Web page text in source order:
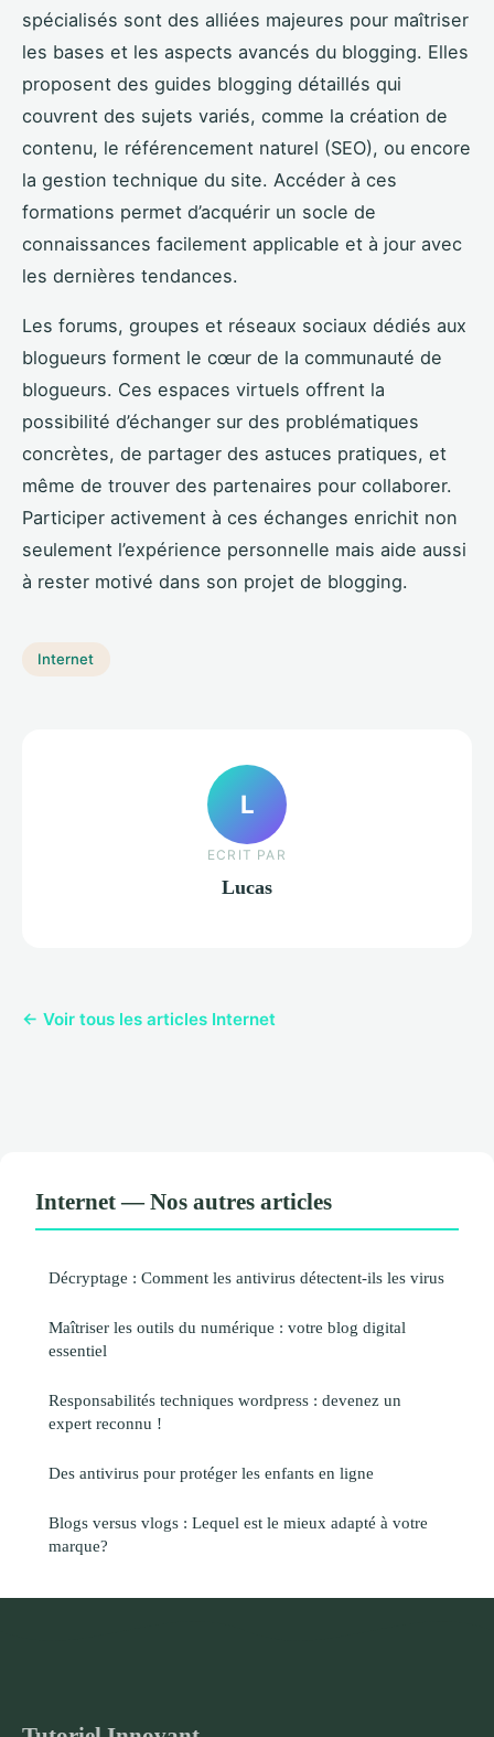
spécialisés sont des alliées majeures pour maîtriser
les bases et les aspects avancés du blogging. Elles
proposent des guides blogging détaillés qui
couvrent des sujets variés, comme la création de
contenu, le référencement naturel (SEO), ou encore
la gestion technique du site. Accéder à ces
formations permet d’acquérir un socle de
connaissances facilement applicable et à jour avec
les dernières tendances.
Les forums, groupes et réseaux sociaux dédiés aux
blogueurs forment le cœur de la communauté de
blogueurs. Ces espaces virtuels offrent la
possibilité d’échanger sur des problématiques
concrètes, de partager des astuces pratiques, et
même de trouver des partenaires pour collaborer.
Participer activement à ces échanges enrichit non
seulement l’expérience personnelle mais aide aussi
à rester motivé dans son projet de blogging.
Internet
L
ECRIT PAR
Lucas
← Voir tous les articles Internet
Internet — Nos autres articles
Décryptage : Comment les antivirus détectent-ils les virus
Maîtriser les outils du numérique : votre blog digital
essentiel
Responsabilités techniques wordpress : devenez un
expert reconnu !
Des antivirus pour protéger les enfants en ligne
Blogs versus vlogs : Lequel est le mieux adapté à votre
marque?